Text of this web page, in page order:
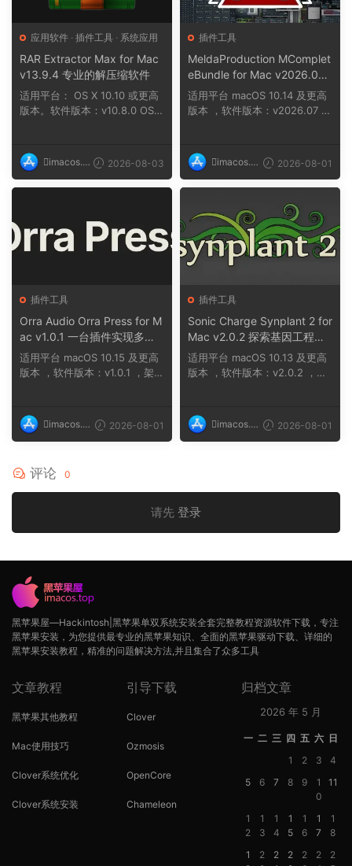
应用软件 · 插件工具 · 系统应用
RAR Extractor Max for Mac
v13.9.4 专业的解压缩软件
适用平台： OS X 10.10 或更高
版本。软件版本：v10.8.0 OS X
imacos.t
op
2026-08-03
插件工具
MeldaProduction MComplet
eBundle for Mac v2026.07
提供一站式音乐制作解决方
案，涵盖从作曲到母带处理的
适用平台 macOS 10.14 及更高
版本 ，软件版本：v2026.07 ，
imacos.t
op
2026-08-01
插件工具
Orra Audio Orra Press for M
ac v1.0.1 一台插件实现多种
压缩效果组合
适用平台 macOS 10.15 及更高
版本 ，软件版本：v1.0.1 ，架
imacos.t
op
2026-08-01
插件工具
Sonic Charge Synplant 2 for
Mac v2.0.2 探索基因工程合
成音乐的新方式，通过培育声
音细胞创造独特音色
适用平台 macOS 10.13 及更高
版本 ，软件版本：v2.0.2 ，架
imacos.t
op
2026-08-01
评论 0
请先 登录
黑苹果屋—Hackintosh|黑苹果单双系统安装全套完整教程资源软件下载，专注
黑苹果安装，为您提供最专业的黑苹果知识、全面的黑苹果驱动下载、详细的
黑苹果安装教程，精准的问题解决方法,并且集合了众多工具
文章教程
黑苹果其他教程
Mac使用技巧
Clover系统优化
Clover系统安装
引导下载
Clover
Ozmosis
OpenCore
Chameleon
归档文章
2026 年 5 月
一 二 三 四 五 六 日
1
2 3
4
5
6 7 8 9
1
0
11
1
2
1
3
1
4
1
5
1
6
1
7
1
8
1
2
2
2
2
2
2